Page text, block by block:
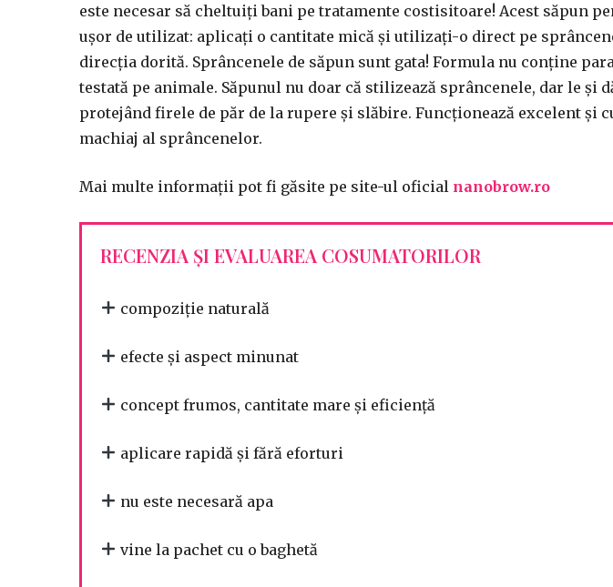
este necesar să cheltuiți bani pe tratamente costisitoare! Acest săpun
ușor de utilizat: aplicați o cantitate mică și utilizați-o direct pe
direcția dorită. Sprâncenele de săpun sunt gata! Formula nu conține
testată pe animale. Săpunul nu doar că stilizează sprâncenele, dar le și
protejând firele de păr de la rupere și slăbire. Funcționează excelent și
machiaj al sprâncenelor.
Mai multe informații pot fi găsite pe site-ul oficial nanobrow.ro
RECENZIA ȘI EVALUAREA COSUMATORILOR
compoziție naturală
efecte și aspect minunat
concept frumos, cantitate mare și eficiență
aplicare rapidă și fără eforturi
nu este necesară apa
vine la pachet cu o baghetă